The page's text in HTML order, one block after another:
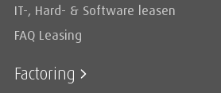
IT-, Hard- & Software leasen
FAQ Leasing
Factoring